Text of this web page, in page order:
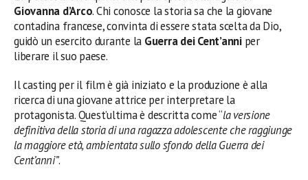
Giovanna d’Arco. Chi conosce la storia sa che la giovane
contadina francese, convinta di essere stata scelta da Dio,
guidò un esercito durante la Guerra dei Cent’anniper
liberare il suo paese.
Il casting per il film è già iniziato e la produzione è alla
ricerca di una giovane attrice per interpretare la
protagonista. Quest’ultima è descritta come “la versione
definitiva della storia di una ragazza adolescente che raggiunge
la maggiore età, ambientata sullo sfondo della Guerra dei
Cent’anni”.